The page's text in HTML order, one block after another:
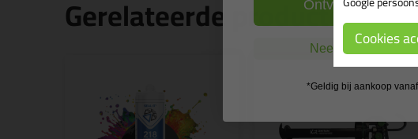
Gerelateerde productenCookies
Ontvang de
Nee, ik wil geen
*Geldig bij aankoop